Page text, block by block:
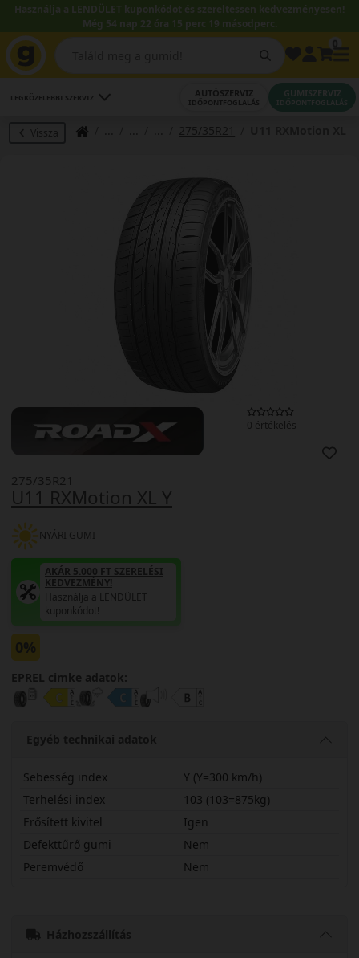
Használja a LENDÜLET kuponkódot és szereltessen kedvezményesen!
Még 54 nap 22 óra 15 perc 18 másodperc.
LEGKÖZELEBBI SZERVIZ AUTÓSZERVIZ
IDŐPONTFOGLALÁS
GUMISZERVIZ
IDŐPONTFOGLALÁS
Vissza 275/35R21
0 értékelés
U11 RXMotion XL Y
275/35R21
NYÁRI GUMI
AKÁR 5.000 FT SZERELÉSI
KEDVEZMÉNY!
Használja a LENDÜLET
kuponkódot!
0%
EPREL cimke adatok:
Egyéb technikai adatok
Sebesség index
Y (Y=300 km/h)
Terhelési index
103 (103=875kg)
Erősített kivitel
Igen
Defekttűrő gumi
Nem
Peremvédő
Nem
Házhozszállítás